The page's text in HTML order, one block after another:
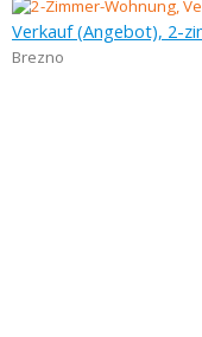
Verkauf (Angebot), 2-
Brezno